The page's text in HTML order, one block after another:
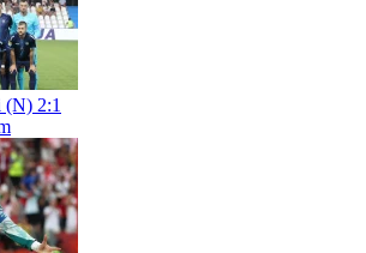
4:6
meču: Engleska uzela bronzu, Dešan se
poruku